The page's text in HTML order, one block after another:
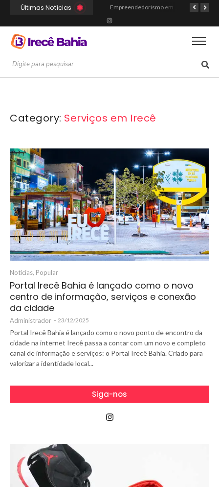
Últimas Notícias Empreendedorismo em Irecê: Como Arthur Transformou Disciplina Acadêmica na Marca Hustle Culture
Category: Serviços em Irecê
Notícias, Popular
Portal Irecê Bahia é lançado como o novo
centro de informação, serviços e conexão
da cidade
Administrador - 23/12/2025
Portal Irecê Bahia é lançado como o novo ponto de encontro da
cidade na internet Irecê passa a contar com um novo e completo
canal de informação e serviços: o Portal Irecê Bahia. Criado para
valorizar a identidade local...
Siga-nos